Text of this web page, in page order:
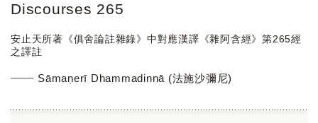
Discourses 265
安止天所著《俱舍論註雜錄》中對應漢譯《雜阿含經》第265經
之譯註
Sāmaṇerī Dhammadinnā (法施沙彌尼)